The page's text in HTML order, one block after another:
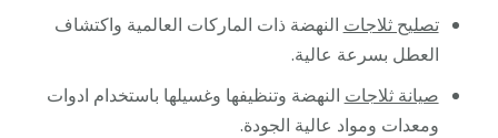
تصليح ثلاجات النهضة ذات الماركات العالمية واكتشاف
العطل بسرعة عالية.
صيانة ثلاجات النهضة وتنظيفها وغسيلها باستخدام ادوات
ومعدات ومواد عالية الجودة.